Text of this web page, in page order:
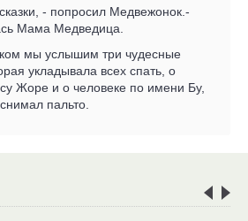
- попросил Медвежонок.-
Мама Медведица.
мы услышим три чудесные
укладывала всех спать, о
Жоре и о человеке по имени Бу,
пальто.